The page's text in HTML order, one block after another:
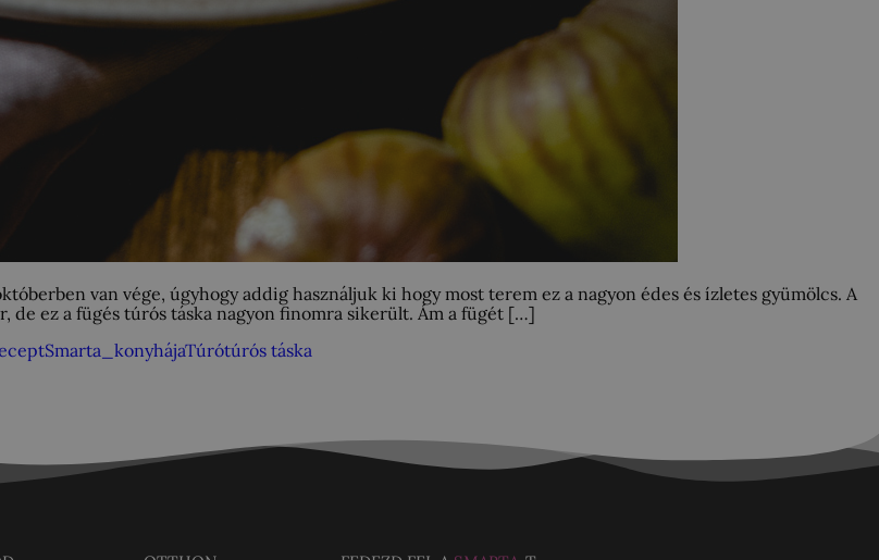
van vége, úgyhogy addig használjuk ki hogy most terem ez a nagyon édes és ízletes gyümölcs. A
de ez a fügés túrós táska nagyon finomra sikerült. Ám a fügét […]
Smarta_konyhájaTúrótúrós táska